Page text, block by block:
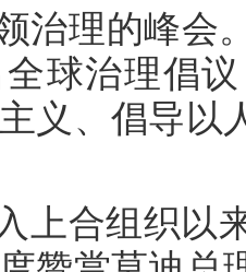
治理的峰会
球治理倡
义、倡导以
上合组织以